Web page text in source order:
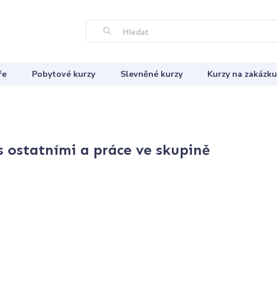
Hledat
Pobytové kurzy Slevněné kurzy Kurzy na zakázku
ostatními a práce ve skupině